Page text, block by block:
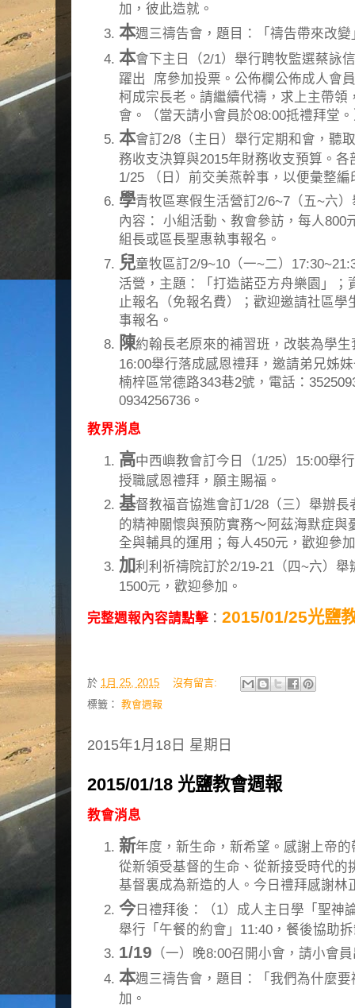
加，彼此造就。
本週三禱告會，題目：「禱告帶來改
本會下主日（2/1）舉行聘牧監選蔡詠
躍出 席參加投票。公佈欄公佈成人會
柯成宗長老。請繼續代禱，求上主帶領
會。（當天請小會員於08:00抵禮拜堂
本會訂2/8（主日）舉行定期和會，聽
務收支決算與2015年財務收支預算。
1/25 （日）前交美燕幹事，以便彙整編
學青牧區寒假生活營訂2/6~7（五~六
內容： 小組活動、教會參訪，每人800
組長或區長聖惠執事報名。
兒童牧區訂2/9~10（一~二）
活營，主題：「打造諾亞方舟樂園」；
止報名（免報名費）；歡迎邀請社區
事報名。
陳約翰長老原來的補習班，改裝為學
16:00舉行落成感恩禮拜，邀請弟兄姊
楠梓區常德路343巷2號，電話：
0934256736。
教界消息
高中西嶼教會訂今日（1/25）15:00舉
授職感恩禮拜，願主賜福。
基督教福音協進會訂1/28（三）舉辦
的精神關懷與預防實務～阿茲海默症
全與輔具的運用；每人450元，歡迎參
加利利祈禱院訂於2/19-21（四~六）
1500元，歡迎參加。
完整週報內容請點擊 ： 2015/01/25光鹽
於 1月 25, 2015
沒有留言:
標籤： 教會週報
2015年1月18日 星期日
2015/01/18 光鹽教會週報
教會消息
新年度，新生命，新希望。感謝上帝
從新領受基督的生命、從新接受時代的
基督裏成為新造的人。今日禮拜感謝林
今日禮拜後：（1）成人主日學「聖神
舉行「午餐的約會」11:40，餐後協助
1/19 （一）晚8:00召開小會，請小會
本週三禱告會，題目：「我們為什麼
加。